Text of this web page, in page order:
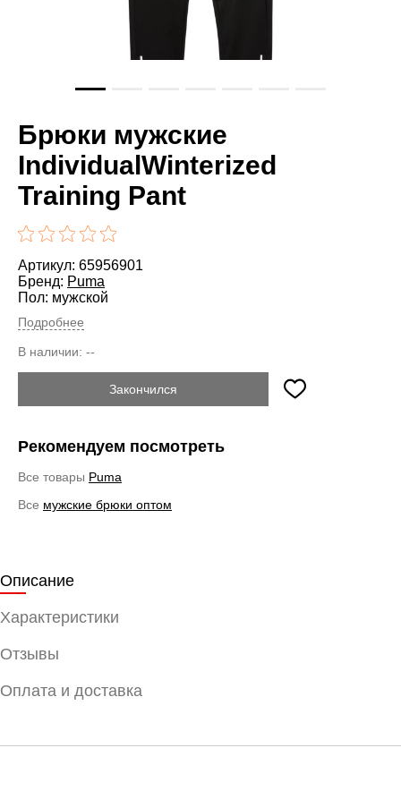
Брюки мужские
IndividualWinterized
Training Pant
Артикул: 65956901
Бренд: Puma
Пол: мужской
Подробнее
В наличии: --
Закончился
Рекомендуем посмотреть
Все товары Puma
Все мужские брюки оптом
Описание
Характеристики
Отзывы
Оплата и доставка